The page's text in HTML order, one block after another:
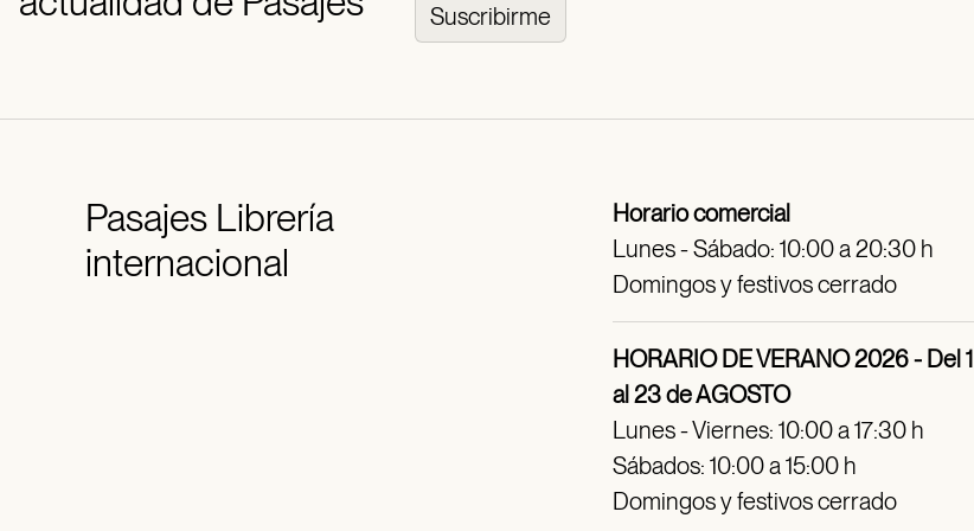
Suscribirme
PasajesLibrería
internacional
Horario comercial
Lunes - Sábado: 10:00 a 20:30 h
Domingos y festivos cerrado
HORARIO DE VERANO 2026 - Del 1
al 23 de AGOSTO
Lunes - Viernes: 10:00 a 17:30 h
Sábados: 10:00 a 15:00 h
Domingos y festivos cerrado